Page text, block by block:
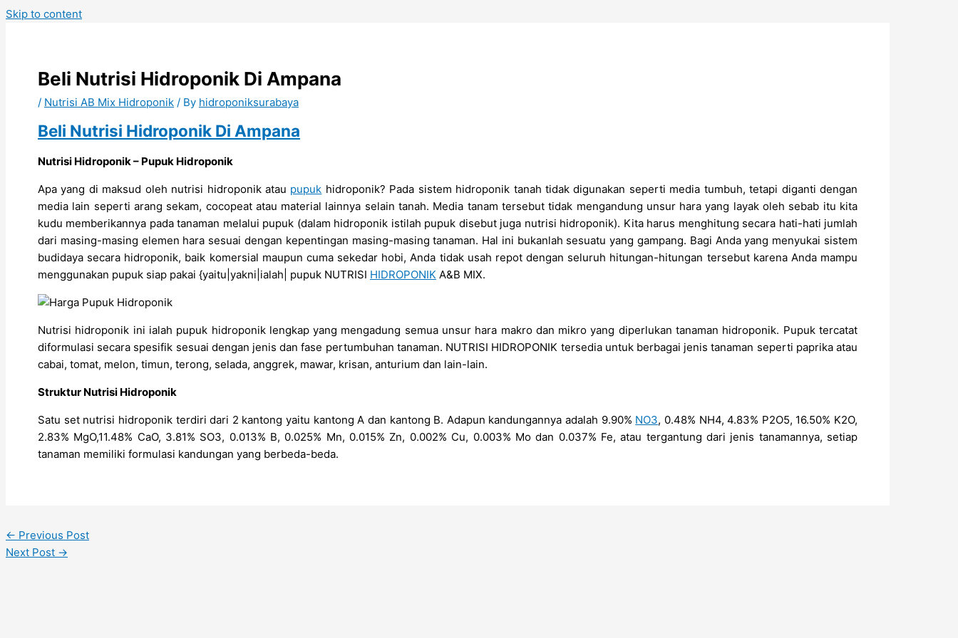
Skip to content
Beli Nutrisi Hidroponik Di Ampana
/ Nutrisi AB Mix Hidroponik / By hidroponiksurabaya
Beli Nutrisi Hidroponik Di Ampana
Nutrisi Hidroponik – Pupuk Hidroponik
Apa yang di maksud oleh nutrisi hidroponik atau pupuk hidroponik? Pada sistem hidroponik tanah tidak digunakan seperti media tumbuh, tetapi diganti dengan
media lain seperti arang sekam, cocopeat atau material lainnya selain tanah. Media tanam tersebut tidak mengandung unsur hara yang layak oleh sebab itu kita
kudu memberikannya pada tanaman melalui pupuk (dalam hidroponik istilah pupuk disebut juga nutrisi hidroponik). Kita harus menghitung secara hati-hati jumlah
dari masing-masing elemen hara sesuai dengan kepentingan masing-masing tanaman. Hal ini bukanlah sesuatu yang gampang. Bagi Anda yang menyukai sistem
budidaya secara hidroponik, baik komersial maupun cuma sekedar hobi, Anda tidak usah repot dengan seluruh hitungan-hitungan tersebut karena Anda mampu
menggunakan pupuk siap pakai {yaitu|yakni|ialah| pupuk NUTRISI HIDROPONIK A&B MIX.
Nutrisi hidroponik ini ialah pupuk hidroponik lengkap yang mengadung semua unsur hara makro dan mikro yang diperlukan tanaman hidroponik. Pupuk tercatat
diformulasi secara spesifik sesuai dengan jenis dan fase pertumbuhan tanaman. NUTRISI HIDROPONIK tersedia untuk berbagai jenis tanaman seperti paprika atau
cabai, tomat, melon, timun, terong, selada, anggrek, mawar, krisan, anturium dan lain-lain.
Struktur Nutrisi Hidroponik
Satu set nutrisi hidroponik terdiri dari 2 kantong yaitu kantong A dan kantong B. Adapun kandungannya adalah 9.90% NO3, 0.48% NH4, 4.83% P2O5, 16.50% K2O,
2.83% MgO,11.48% CaO, 3.81% SO3, 0.013% B, 0.025% Mn, 0.015% Zn, 0.002% Cu, 0.003% Mo dan 0.037% Fe, atau tergantung dari jenis tanamannya, setiap
tanaman memiliki formulasi kandungan yang berbeda-beda.
← Previous Post
Next Post →